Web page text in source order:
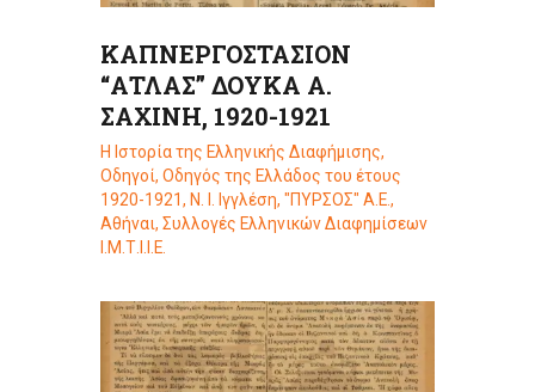
ΚΑΠΝΕΡΓΟΣΤΑΣΙΟΝ
“ΑΤΛΑΣ” ΔΟΥΚΑ Α.
ΣΑΧΙΝΗ, 1920-1921
Η Ιστορία της Ελληνικής Διαφήμισης,
Οδηγοί, Οδηγός της Ελλάδος του έτους
1920-1921, Ν. Ι. Ιγγλέση, "ΠΥΡΣΟΣ" Α.Ε.,
Αθήναι, Συλλογές Ελληνικών Διαφημίσεων
Ι.Μ.Τ.Ι.Ι.Ε.